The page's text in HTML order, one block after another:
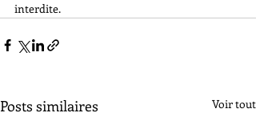
interdite.
Posts similaires Voir tout